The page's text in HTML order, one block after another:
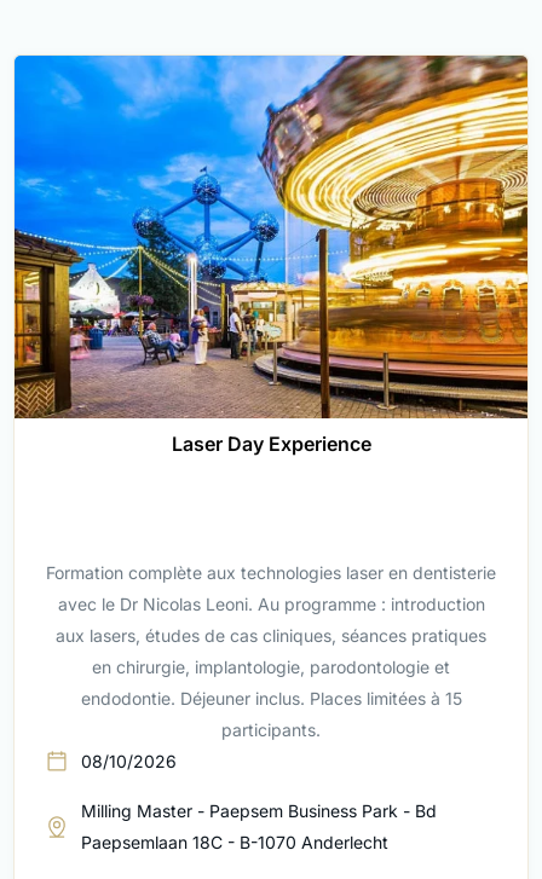
Laser Day Experience
Formation complète aux technologies laser en dentisterie
avec le Dr Nicolas Leoni. Au programme : introduction
aux lasers, études de cas cliniques, séances pratiques
en chirurgie, implantologie, parodontologie et
endodontie. Déjeuner inclus. Places limitées à 15
participants.
08/10/2026
Milling Master - Paepsem Business Park - Bd
Paepsemlaan 18C - B-1070 Anderlecht